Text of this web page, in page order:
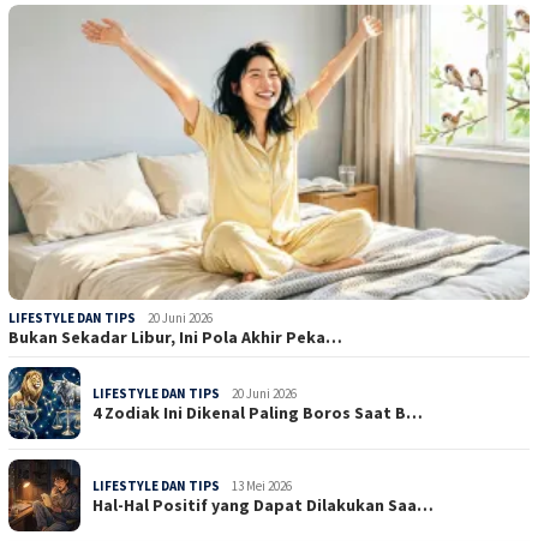
LIFESTYLE DAN TIPS 20 Juni 2026
Bukan Sekadar Libur, Ini Pola Akhir Peka…
LIFESTYLE DAN TIPS 20 Juni 2026
4 Zodiak Ini Dikenal Paling Boros Saat B…
LIFESTYLE DAN TIPS 13 Mei 2026
Hal-Hal Positif yang Dapat Dilakukan Saa…